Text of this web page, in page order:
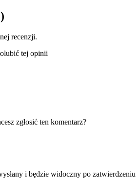
recenzji.
tej opinii
zgłosić ten komentarz?
i będzie widoczny po zatwierdzeniu